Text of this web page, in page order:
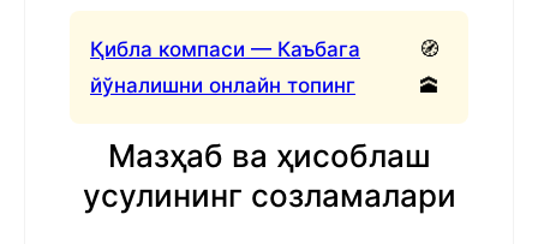
Қибла компаси — Каъбага
йўналишни онлайн топинг
🧭
🕋
Мазҳаб ва ҳисоблаш
усулининг созламалари